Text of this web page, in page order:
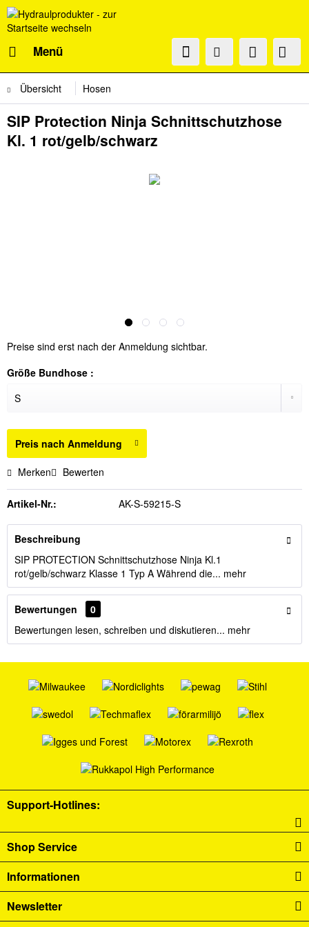
Menü
Übersicht Hosen
SIP Protection Ninja Schnittschutzhose
Kl. 1 rot/gelb/schwarz
Preise sind erst nach der Anmeldung sichtbar.
Größe Bundhose :
Preis nach Anmeldung
Merken Bewerten
Artikel-Nr.: AK-S-59215-S
Beschreibung
SIP PROTECTION Schnittschutzhose Ninja Kl.1
rot/gelb/schwarz Klasse 1 Typ A Während die... mehr
Bewertungen
0
Bewertungen lesen, schreiben und diskutieren... mehr
Support-Hotlines:
Shop Service
Informationen
Newsletter